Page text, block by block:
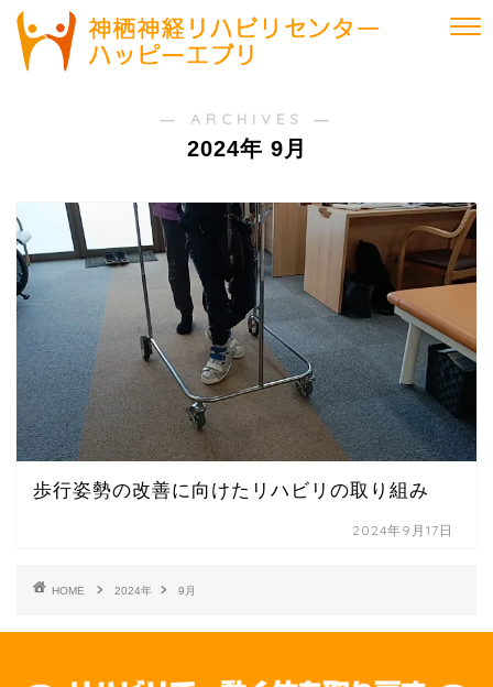
― ARCHIVES ―
2024年 9月
歩行姿勢の改善に向けたリハビリの取り組み
2024年9月17日
HOME 2024年 9月